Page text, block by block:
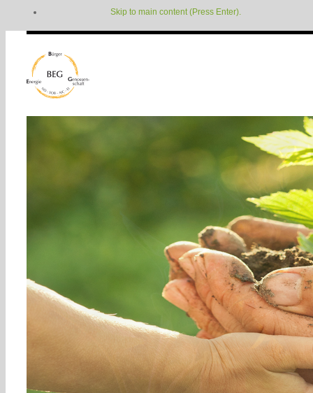
Skip to main content (Press Enter).